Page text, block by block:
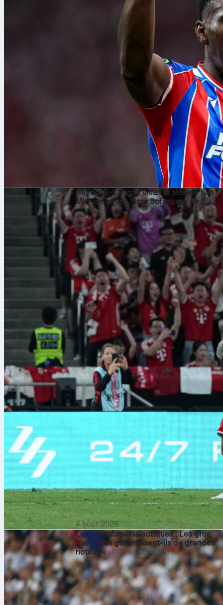
Bayern 2-1 Aston Villa : la tête de Kim
Min-jae et une Note Sofascore de 8,4
7 août 2026
Les véritables Galactiques : Les gros
transferts garantissent-ils de grandes
notes ?